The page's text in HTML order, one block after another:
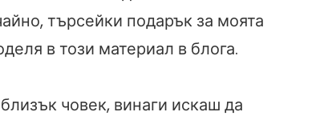
търсейки подарък за моята
в този материал в блога.
човек, винаги искаш да